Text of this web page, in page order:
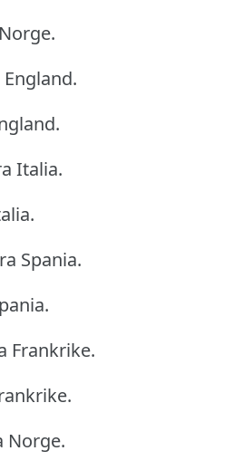
Italia.
Spania.
Frankrike.
Norge.